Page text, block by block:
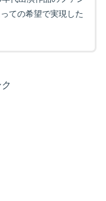
ての希望で実現した